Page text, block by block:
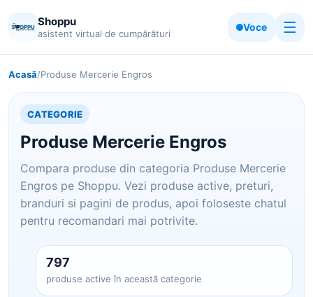
Shoppu
asistent virtual de cumpărături
Voce ☰
Acasă/Produse Mercerie Engros
CATEGORIE
Produse Mercerie Engros
Compara produse din categoria Produse Mercerie
Engros pe Shoppu. Vezi produse active, preturi,
branduri si pagini de produs, apoi foloseste chatul
pentru recomandari mai potrivite.
797
produse active în această categorie